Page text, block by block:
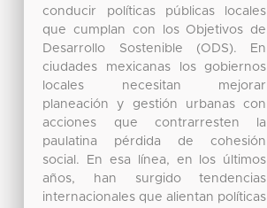
conducir políticas públicas locales
que cumplan con los Objetivos de
Desarrollo Sostenible (ODS). En
ciudades mexicanas los gobiernos
locales necesitan mejorar
planeación y gestión urbanas con
acciones que contrarresten la
paulatina pérdida de cohesión
social. En esa línea, en los últimos
años, han surgido tendencias
internacionales que alientan políticas